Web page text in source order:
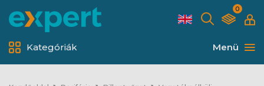
0
Menü
Kategóriák